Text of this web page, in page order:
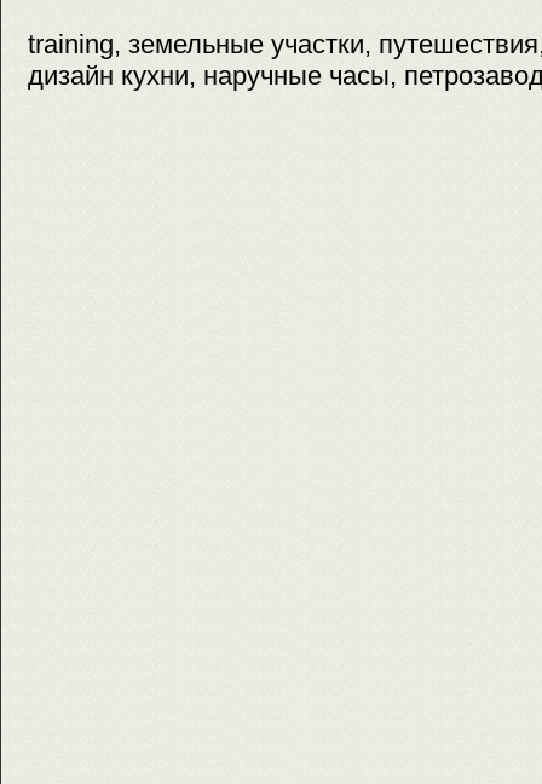
training, земельные участки,
дизайн кухни, наручные часы,